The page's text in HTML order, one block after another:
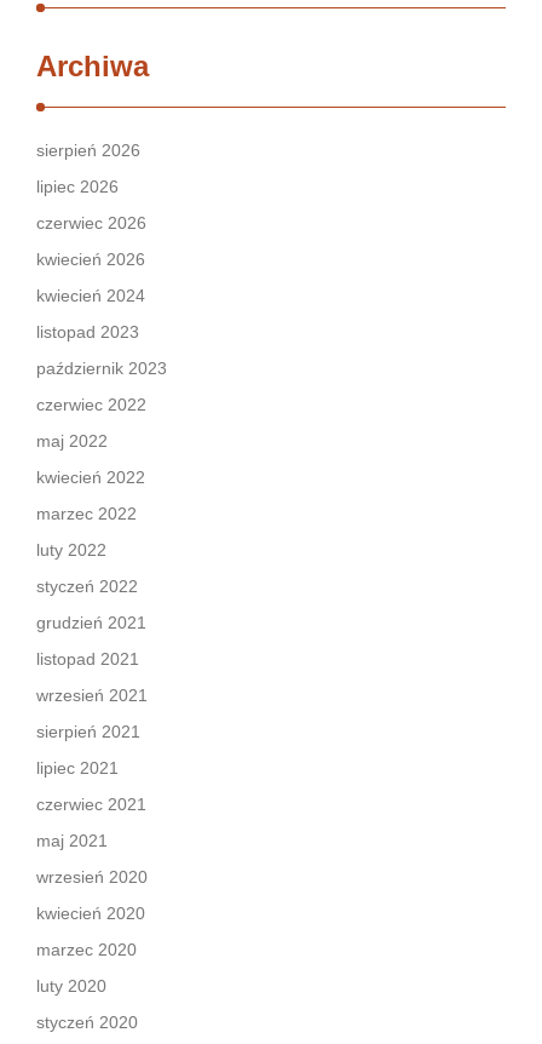
Archiwa
sierpień 2026
lipiec 2026
czerwiec 2026
kwiecień 2026
kwiecień 2024
listopad 2023
październik 2023
czerwiec 2022
maj 2022
kwiecień 2022
marzec 2022
luty 2022
styczeń 2022
grudzień 2021
listopad 2021
wrzesień 2021
sierpień 2021
lipiec 2021
czerwiec 2021
maj 2021
wrzesień 2020
kwiecień 2020
marzec 2020
luty 2020
styczeń 2020